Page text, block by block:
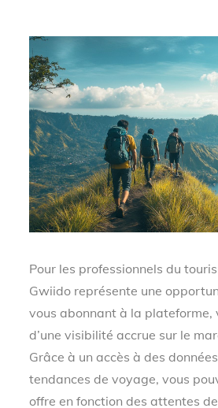
Pour les professionnels du
Gwiido représente une
vous abonnant à la plateforme,
d’une visibilité accrue sur le
Grâce à un accès à des
tendances de voyage, vous
offre en fonction des attentes